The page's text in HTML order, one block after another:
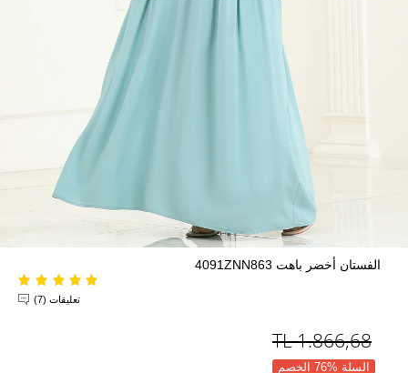
الفستان أخضر باهت 4091ZNN863
تعليقات (7)
1.866,68
TL
السلة %76 الخصم